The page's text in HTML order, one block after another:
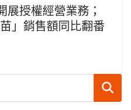
展授權經營業務；
」銷售額同比翻番
搜尋